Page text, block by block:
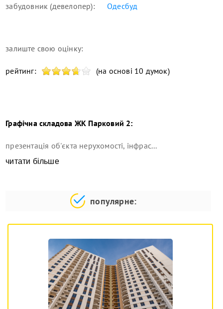
забудовник (девелопер): Одесбуд
залиште свою оцінку:
рейтинг: (на основі 10 думок)
Графічна складова ЖК Парковий 2:
презентація об'єкта нерухомості, інфрас...
читати більше
популярне: